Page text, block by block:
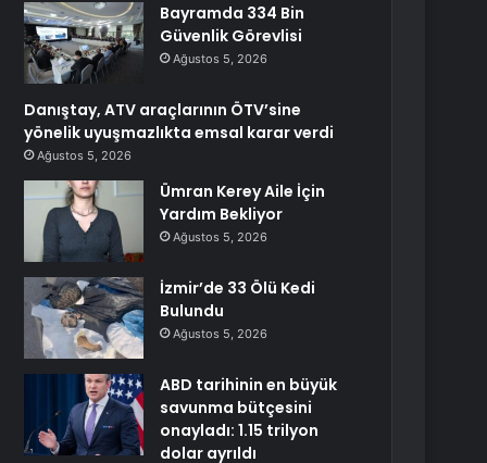
Bayramda 334 Bin
Güvenlik Görevlisi
Ağustos 5, 2026
Danıştay, ATV araçlarının ÖTV’sine
yönelik uyuşmazlıkta emsal karar verdi
Ağustos 5, 2026
Ümran Kerey Aile İçin
Yardım Bekliyor
Ağustos 5, 2026
İzmir’de 33 Ölü Kedi
Bulundu
Ağustos 5, 2026
ABD tarihinin en büyük
savunma bütçesini
onayladı: 1.15 trilyon
dolar ayrıldı